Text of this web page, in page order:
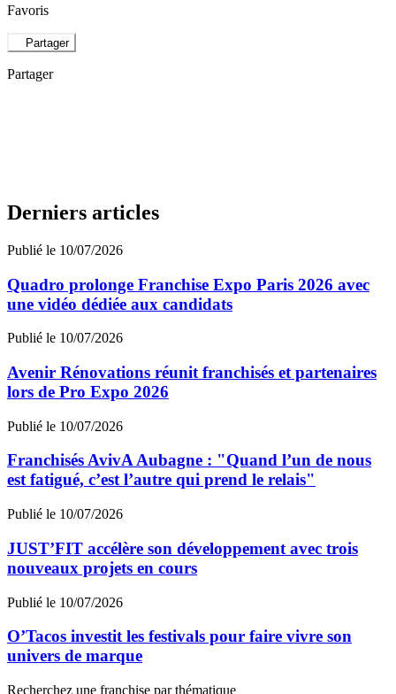
Favoris
Partager
Partager
Derniers articles
Publié le 10/07/2026
Quadro prolonge Franchise Expo Paris 2026 avec
une vidéo dédiée aux candidats
Publié le 10/07/2026
Avenir Rénovations réunit franchisés et partenaires
lors de Pro Expo 2026
Publié le 10/07/2026
Franchisés AvivA Aubagne : "Quand l’un de nous
est fatigué, c’est l’autre qui prend le relais"
Publié le 10/07/2026
JUST’FIT accélère son développement avec trois
nouveaux projets en cours
Publié le 10/07/2026
O’Tacos investit les festivals pour faire vivre son
univers de marque
Recherchez une franchise par thématique